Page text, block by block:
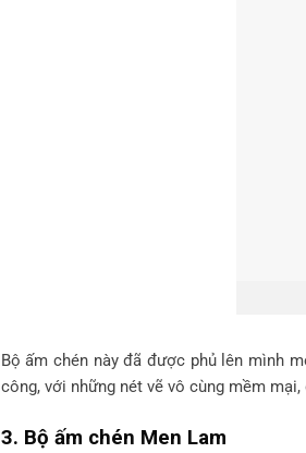
Bộ ấm chén này đã được phủ lên mình
công, với những nét vẽ vô cùng mềm
3. Bộ ấm chén Men Lam